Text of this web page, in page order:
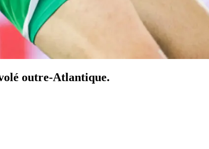
outre-Atlantique.